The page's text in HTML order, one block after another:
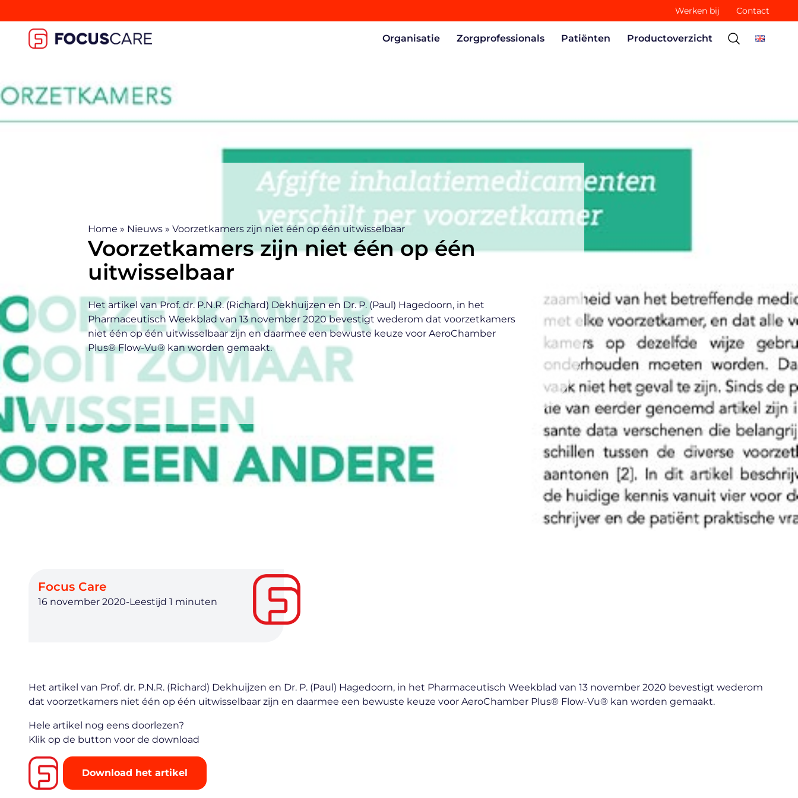
Werken bij Contact
Organisatie Zorgprofessionals Patiënten Productoverzicht
Home » Nieuws » Voorzetkamers zijn niet één op één uitwisselbaar
Voorzetkamers zijn niet één op één
uitwisselbaar
Het artikel van Prof. dr. P.N.R. (Richard) Dekhuijzen en Dr. P. (Paul) Hagedoorn, in het
Pharmaceutisch Weekblad van 13 november 2020 bevestigt wederom dat voorzetkamers
niet één op één uitwisselbaar zijn en daarmee een bewuste keuze voor AeroChamber
Plus® Flow-Vu® kan worden gemaakt.​
Focus Care
16 november 2020-
Het artikel van Prof. dr. P.N.R. (Richard) Dekhuijzen en Dr. P. (Paul) Hagedoorn, in het Pharmaceutisch Weekblad van 13 november 2020 bevestigt wederom
dat voorzetkamers niet één op één uitwisselbaar zijn en daarmee een bewuste keuze voor AeroChamber Plus® Flow-Vu® kan worden gemaakt.​
Hele artikel nog eens doorlezen?
Klik op de button voor de download
Download het artikel